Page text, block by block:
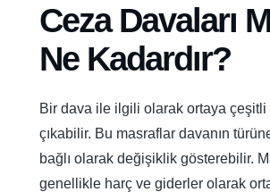
Ceza Davaları
Ne Kadardır?
Bir dava ile ilgili olarak ortaya çeşitli
çıkabilir. Bu masraflar davanın
bağlı olarak değişiklik gösterebilir.
genellikle harç ve giderler olarak